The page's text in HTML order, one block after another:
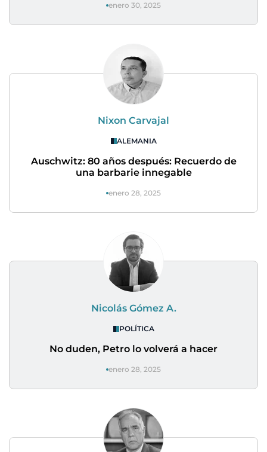
enero 30, 2025
Nixon Carvajal
ALEMANIA
Auschwitz: 80 años después: Recuerdo de
una barbarie innegable
enero 28, 2025
Nicolás Gómez A.
POLÍTICA
No duden, Petro lo volverá a hacer
enero 28, 2025